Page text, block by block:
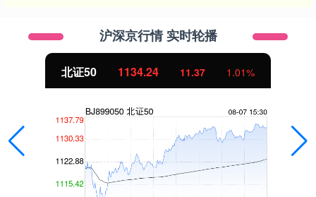
沪深京行情 实时轮播
北证50 1134.24 11.37 1.01%